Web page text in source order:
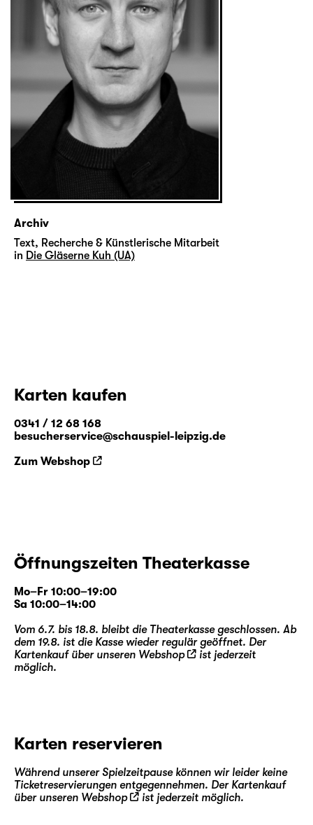
Archiv
Text, Recherche & Künstlerische Mitarbeit
in Die Gläserne Kuh (UA)
Karten kaufen
0341 / 12 68 168
besucherservice@schauspiel-leipzig.de
Zum Webshop
Öffnungszeiten Theaterkasse
Mo–Fr 10:00–19:00
Sa 10:00–14:00
Vom 6.7. bis 18.8. bleibt die Theaterkasse geschlossen. Ab
dem 19.8. ist die Kasse wieder regulär geöffnet. Der
Kartenkauf über unseren Webshop
ist jederzeit
möglich.
Karten reservieren
Während unserer Spielzeitpause können wir leider keine
Ticketreservierungen entgegennehmen. Der Kartenkauf
über unseren Webshop ist jederzeit möglich.